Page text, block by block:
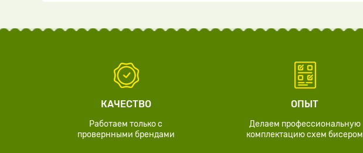
КАЧЕСТВО
Работаем только с
провернными брендами
ОПЫТ
Делаем профессиональную
комплектацию схем бисером